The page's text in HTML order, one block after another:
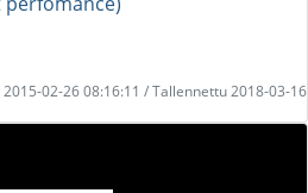
2015-02-26 08:16:11 / Tallennettu 2018-03-16